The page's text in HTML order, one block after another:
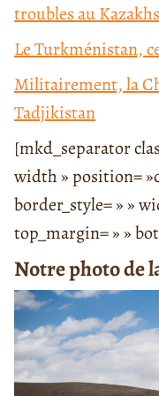
troubles au
Le Turkménistan,
Militairement, la
Tadjikistan
[mkd_separator
width » position=
border_style= » »
top_margin= » »
Notre photo de